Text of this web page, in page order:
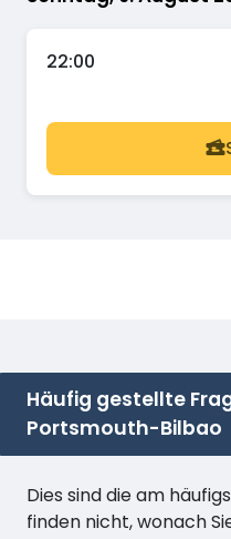
22:00
Häufig gestellte
Portsmouth-Bilbao
Dies sind die am
finden nicht, wonach